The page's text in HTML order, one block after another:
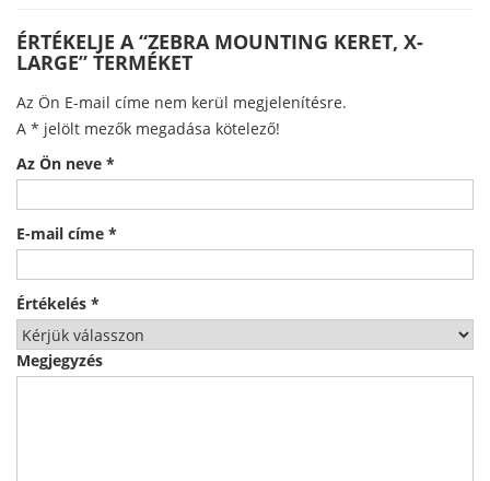
ÉRTÉKELJE A “ZEBRA MOUNTING KERET, X-
LARGE” TERMÉKET
Az Ön E-mail címe nem kerül megjelenítésre.
A * jelölt mezők megadása kötelező!
Az Ön neve *
E-mail címe *
Értékelés *
Megjegyzés